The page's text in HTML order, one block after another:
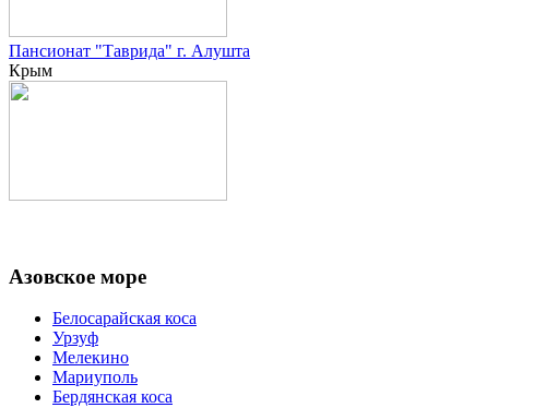
Пансионат "Таврида" г. Алушта
Крым
Азовское море
Белосарайская коса
Урзуф
Мелекино
Мариуполь
Бердянская коса